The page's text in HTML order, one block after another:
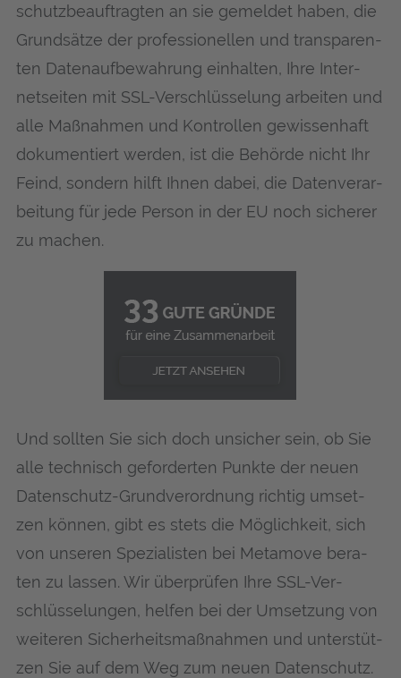
schutz­be­auf­trag­ten an sie gemel­det haben, die
Grund­sät­ze der pro­fes­sio­nel­len und trans­pa­ren­
ten Daten­auf­be­wah­rung ein­hal­ten, Ihre Inter­
net­sei­ten mit SSL-Ver­schlüs­se­lung arbei­ten und
alle Maß­nah­men und Kon­trol­len gewis­sen­haft
doku­men­tiert wer­den, ist die Behör­de nicht Ihr
Feind, son­dern hilft Ihnen dabei, die Daten­ver­ar­
bei­tung für jede Per­son in der EU noch siche­rer
zu machen.
Und soll­ten Sie sich doch unsi­cher sein, ob Sie
alle tech­nisch gefor­der­ten Punk­te der neu­en
Daten­schutz-Grund­ver­ord­nung rich­tig umset­
zen kön­nen, gibt es stets die Mög­lich­keit, sich
von unse­ren Spe­zia­lis­ten bei Meta­mo­ve bera­
ten zu las­sen. Wir über­prü­fen Ihre SSL-Ver­
schlüs­se­lun­gen, hel­fen bei der Umset­zung von
wei­te­ren Sicher­heits­maß­nah­men und unter­stüt­
zen Sie auf dem Weg zum neu­en Daten­schutz.